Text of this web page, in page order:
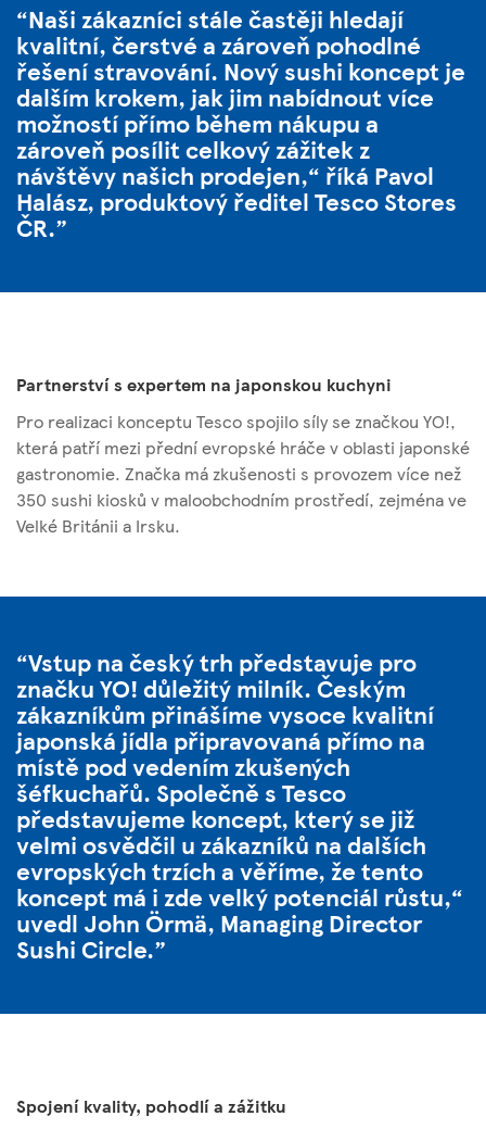
Naši zákazníci stále častěji hledají
kvalitní, čerstvé a zároveň pohodlné
řešení stravování. Nový sushi koncept je
dalším krokem, jak jim nabídnout více
možností přímo během nákupu a
zároveň posílit celkový zážitek z
návštěvy našich prodejen,“ říká Pavol
Halász, produktový ředitel Tesco Stores
ČR.
Partnerství s expertem na japonskou kuchyni
Pro realizaci konceptu Tesco spojilo síly se značkou YO!,
která patří mezi přední evropské hráče v oblasti japonské
gastronomie. Značka má zkušenosti s provozem více než
350 sushi kiosků v maloobchodním prostředí, zejména ve
Velké Británii a Irsku.
Vstup na český trh představuje pro
značku YO! důležitý milník. Českým
zákazníkům přinášíme vysoce kvalitní
japonská jídla připravovaná přímo na
místě pod vedením zkušených
šéfkuchařů. Společně s Tesco
představujeme koncept, který se již
velmi osvědčil u zákazníků na dalších
evropských trzích a věříme, že tento
koncept má i zde velký potenciál růstu,“
uvedl John Örmä, Managing Director
Sushi Circle.
Spojení kvality, pohodlí a zážitku